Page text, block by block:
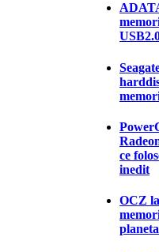
ce
inedit
OCZ
planeta